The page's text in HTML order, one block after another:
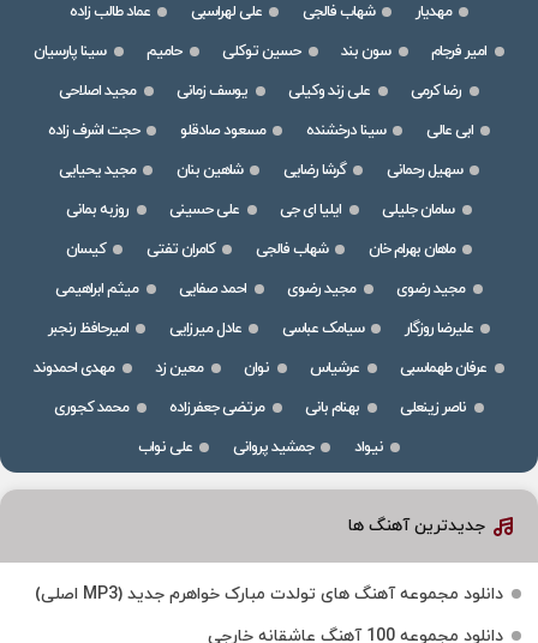
مهدیار
شهاب فالجی علی لهراسبی
عماد طالب زاده
امیر فرجام
سون بند حسین توکلی حامیم
سینا پارسیان
رضا کرمی
علی زند وکیلی یوسف زمانی
مجید اصلاحی
ابی عالی
سینا درخشنده مسعود صادقلو
حجت اشرف زاده
سهیل رحمانی
گرشا رضایی شاهین بنان
مجید یحیایی
سامان جلیلی
ایلیا ای جی علی حسینی
روزبه بمانی
ماهان بهرام خان
شهاب فالجی کامران تفتی
کیسان
مجید رضوی
مجید رضوی احمد صفایی
میثم ابراهیمی
علیرضا روزگار
سیامک عباسی عادل میرزایی
امیرحافظ رنجبر
عرفان طهماسبی
عرشیاس نوان معین زد
مهدی احمدوند
ناصر زینعلی
بهنام بانی مرتضی جعفرزاده
محمد کجوری
نیواد
جمشید پروانی علی نواب
جدیدترین آهنگ ها
دانلود مجموعه آهنگ های تولدت مبارک خواهرم جدید (MP3 اصلی)
دانلود مجموعه 100 آهنگ عاشقانه خارجی